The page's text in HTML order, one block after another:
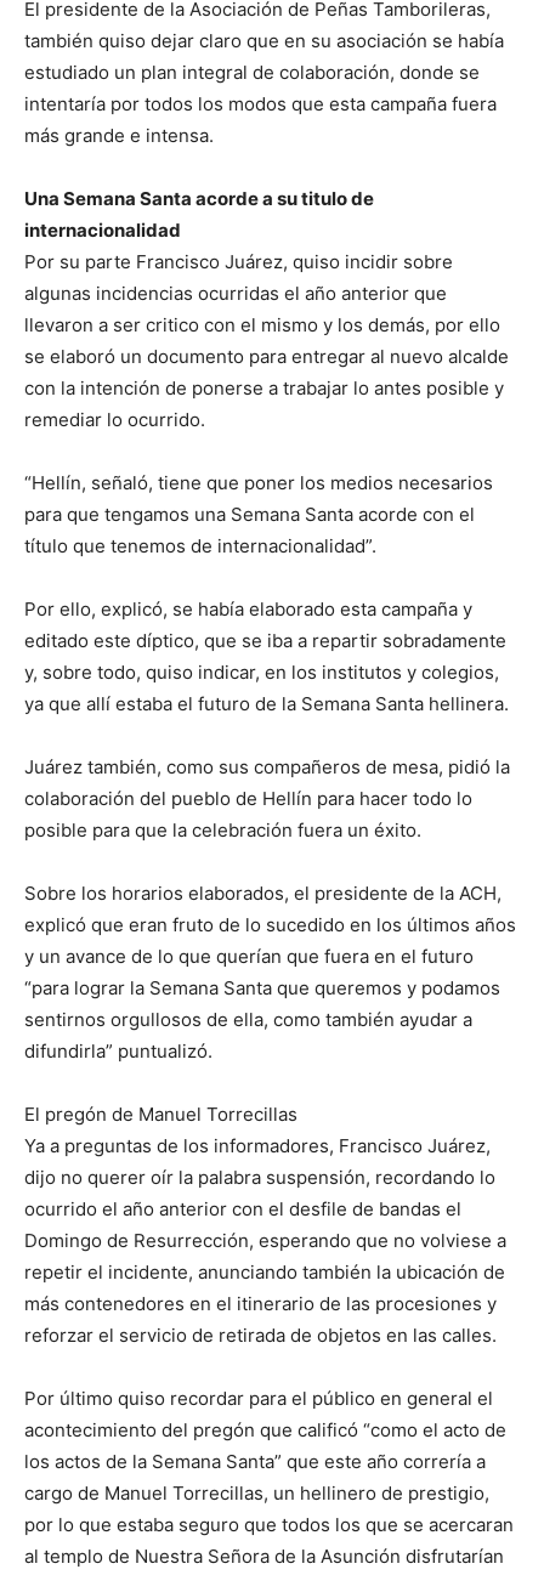
El presidente de la Asociación de Peñas Tamborileras,
también quiso dejar claro que en su asociación se había
estudiado un plan integral de colaboración, donde se
intentaría por todos los modos que esta campaña fuera
más grande e intensa.
Una Semana Santa acorde a su titulo de
internacionalidad
Por su parte Francisco Juárez, quiso incidir sobre
algunas incidencias ocurridas el año anterior que
llevaron a ser critico con el mismo y los demás, por ello
se elaboró un documento para entregar al nuevo alcalde
con la intención de ponerse a trabajar lo antes posible y
remediar lo ocurrido.
“Hellín, señaló, tiene que poner los medios necesarios
para que tengamos una Semana Santa acorde con el
título que tenemos de internacionalidad”.
Por ello, explicó, se había elaborado esta campaña y
editado este díptico, que se iba a repartir sobradamente
y, sobre todo, quiso indicar, en los institutos y colegios,
ya que allí estaba el futuro de la Semana Santa hellinera.
Juárez también, como sus compañeros de mesa, pidió la
colaboración del pueblo de Hellín para hacer todo lo
posible para que la celebración fuera un éxito.
Sobre los horarios elaborados, el presidente de la ACH,
explicó que eran fruto de lo sucedido en los últimos años
y un avance de lo que querían que fuera en el futuro
“para lograr la Semana Santa que queremos y podamos
sentirnos orgullosos de ella, como también ayudar a
difundirla” puntualizó.
El pregón de Manuel Torrecillas
Ya a preguntas de los informadores, Francisco Juárez,
dijo no querer oír la palabra suspensión, recordando lo
ocurrido el año anterior con el desfile de bandas el
Domingo de Resurrección, esperando que no volviese a
repetir el incidente, anunciando también la ubicación de
más contenedores en el itinerario de las procesiones y
reforzar el servicio de retirada de objetos en las calles.
Por último quiso recordar para el público en general el
acontecimiento del pregón que calificó “como el acto de
los actos de la Semana Santa” que este año correría a
cargo de Manuel Torrecillas, un hellinero de prestigio,
por lo que estaba seguro que todos los que se acercaran
al templo de Nuestra Señora de la Asunción disfrutarían